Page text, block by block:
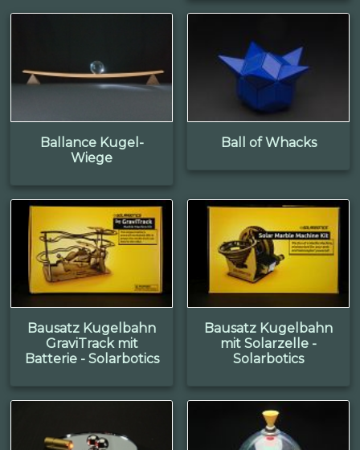
Ballance Kugel-
Wiege
Ball of Whacks
Bausatz Kugelbahn
GraviTrack mit
Batterie - Solarbotics
Bausatz Kugelbahn
mit Solarzelle -
Solarbotics